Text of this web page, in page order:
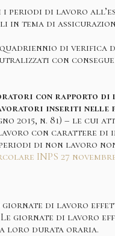
periodi di lavoro
tema di
di
con
con rapporto di
inseriti nelle
2015, n. 81) – le cui
con carattere
di non lavoro
INPS 27 novembre
giornate di lavoro
Le giornate di lavoro
loro durata oraria.